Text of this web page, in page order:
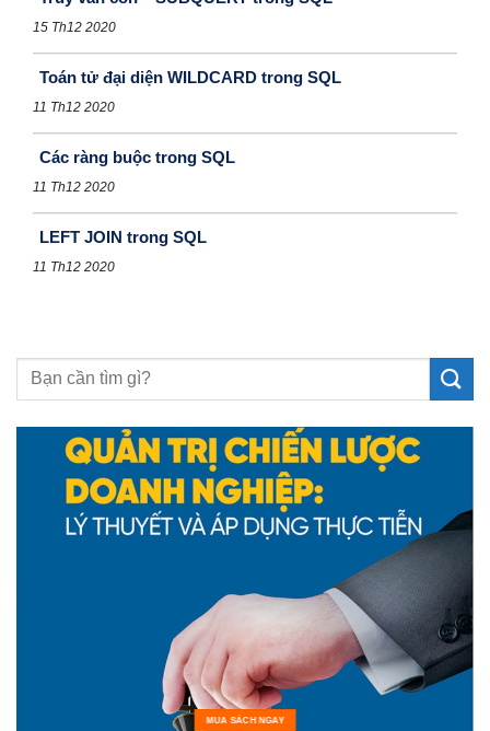
15 Th12 2020
Toán tử đại diện WILDCARD trong SQL
11 Th12 2020
Các ràng buộc trong SQL
11 Th12 2020
LEFT JOIN trong SQL
11 Th12 2020
MUA SÁCH NGAY